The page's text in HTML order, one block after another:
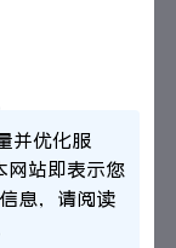
服务商中的数
系统。企业能
策略，实现跨
并优化服
网站即表示您
息，请阅读